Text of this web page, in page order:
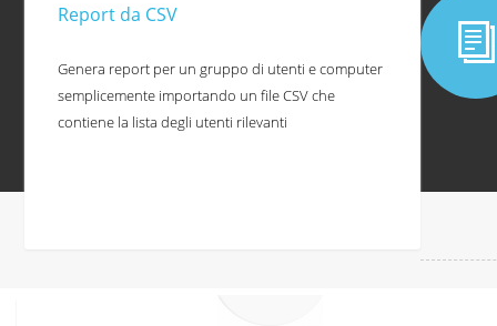
Report da CSV
Genera report per un gruppo di utenti e computer
semplicemente importando un file CSV che
contiene la lista degli utenti rilevanti